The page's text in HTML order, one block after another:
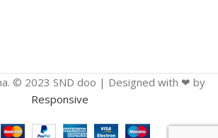
© 2023 SND doo | Designed with ❤ by
Responsive